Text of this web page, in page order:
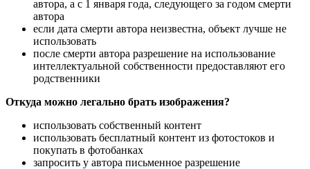
автора, а с 1 января года, следующего за годом смерти
автора
если дата смерти автора неизвестна, объект лучше не
использовать
после смерти автора разрешение на использование
интеллектуальной собственности предоставляют его
родственники
Откуда можно легально брать изображения?
использовать собственный контент
использовать бесплатный контент из фотостоков и
покупать в фотобанках
запросить у автора письменное разрешение